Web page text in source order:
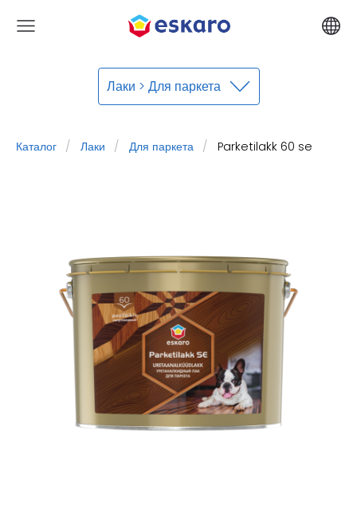
Лаки > Для паркета
Каталог Лаки Для паркета Parketilakk 60 se